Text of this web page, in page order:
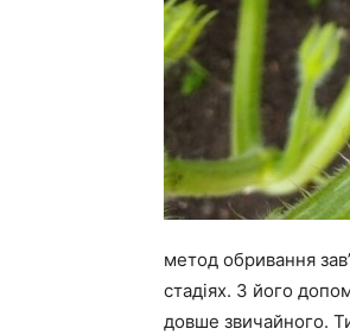
метод обривання
стадіях. З його
довше звичайного.